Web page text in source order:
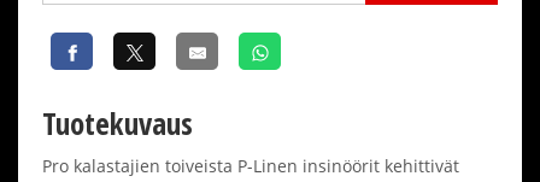
Tuotekuvaus
Pro kalastajien toiveista P-Linen insinöörit kehittivät